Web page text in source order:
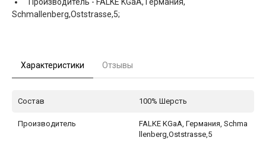
Schmallenberg,Oststrasse,5;
Характеристики Отзывы
Состав 100% Шерсть
Производитель
FALKE KGaA, Германия, Schma
llenberg,Oststrasse,5